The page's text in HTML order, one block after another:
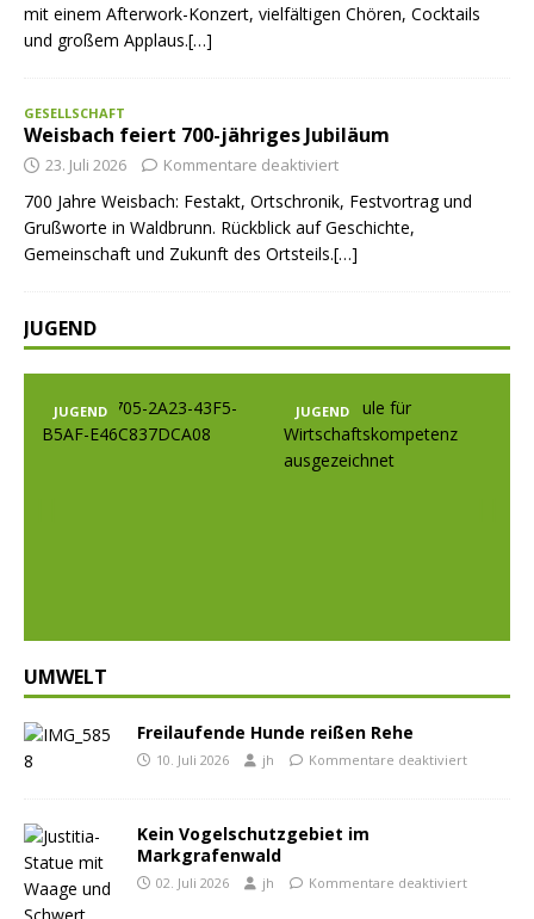
mit einem Afterwork-Konzert, vielfältigen Chören, Cocktails
und großem Applaus.[…]
GESELLSCHAFT
Weisbach feiert 700-jähriges Jubiläum
23. Juli 2026 Kommentare deaktiviert
700 Jahre Weisbach: Festakt, Ortschronik, Festvortrag und
Grußworte in Waldbrunn. Rückblick auf Geschichte,
Gemeinschaft und Zukunft des Ortsteils.[…]
JUGEND
JUGEND JUGEND
UMWELT
Freilaufende Hunde reißen Rehe
10. Juli 2026 jh Kommentare deaktiviert
Kein Vogelschutzgebiet im
Markgrafenwald
02. Juli 2026 jh Kommentare deaktiviert